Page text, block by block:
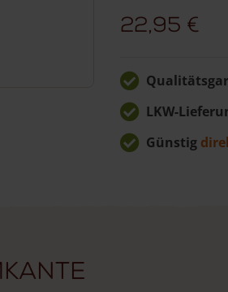
22,95 €
LKW-
Günstig